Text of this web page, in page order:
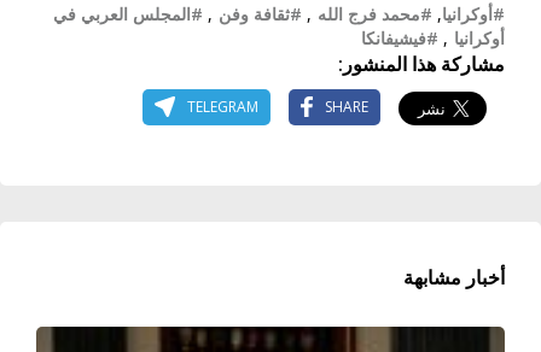
#أوكرانيا, #محمد فرج الله , #ثقافة وفن , #المجلس العربي في
أوكرانيا , #فيشيفانكا
مشاركة هذا المنشور:
SHARE
TELEGRAM
أخبار مشابهة